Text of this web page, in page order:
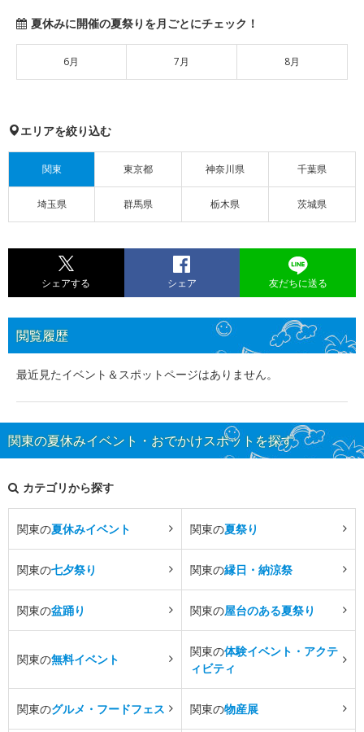
夏休みに開催の夏祭りを月ごとにチェック！
6月 7月 8月
エリアを絞り込む
関東 東京都 神奈川県 千葉県
埼玉県 群馬県 栃木県 茨城県
シェアする シェア 友だちに送る
閲覧履歴
最近見たイベント＆スポットページはありません。
関東の夏休みイベント・おでかけスポットを探す
カテゴリから探す
関東の夏休みイベント 関東の夏祭り
関東の七夕祭り 関東の縁日・納涼祭
関東の盆踊り 関東の屋台のある夏祭り
関東の無料イベント
関東の体験イベント・アクテ
ィビティ
関東のグルメ・フードフェス 関東の物産展